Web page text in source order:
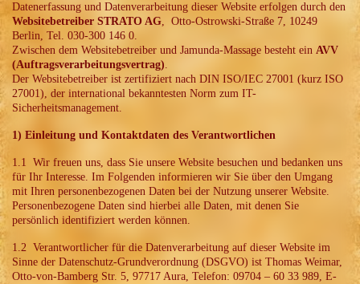
Datenerfassung und Datenverarbeitung dieser Website erfolgen durch den
Websitebetreiber STRATO AG, Otto-Ostrowski-Straße 7, 10249
Berlin, Tel. 030-300 146 0.
Zwischen dem Websitebetreiber und Jamunda-Massage besteht ein AVV
(Auftragsverarbeitungsvertrag).
Der Websitebetreiber ist zertifiziert nach DIN ISO/IEC 27001 (kurz ISO
27001), der international bekanntesten Norm zum IT-
Sicherheitsmanagement.
1) Einleitung und Kontaktdaten des Verantwortlichen
1.1 Wir freuen uns, dass Sie unsere Website besuchen und bedanken uns
für Ihr Interesse. Im Folgenden informieren wir Sie über den Umgang
mit Ihren personenbezogenen Daten bei der Nutzung unserer Website.
Personenbezogene Daten sind hierbei alle Daten, mit denen Sie
persönlich identifiziert werden können.
1.2 Verantwortlicher für die Datenverarbeitung auf dieser Website im
Sinne der Datenschutz-Grundverordnung (DSGVO) ist Thomas Weimar,
Otto-von-Bamberg Str. 5, 97717 Aura, Telefon: 09704 – 60 33 989, E-